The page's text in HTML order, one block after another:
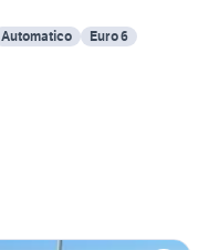
Automatico Euro 6